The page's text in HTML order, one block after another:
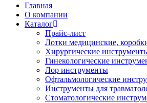
Главная
О компании
Каталог
Прайс-лист
Лотки медицинские,
Хирургические
Гинекологические
Лор инструменты
Офтальмологические
Инструменты для
Стоматологические